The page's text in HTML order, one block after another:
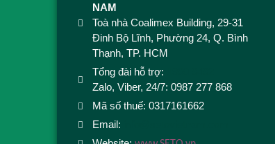
NAM
Toà nhà Coalimex Building, 29-31
Đinh Bộ Lĩnh, Phường 24, Q. Bình
Thạnh, TP. HCM
Tổng đài hỗ trợ:
Zalo, Viber, 24/7: 0987 277 868
Mã số thuế: 0317161662
Email: